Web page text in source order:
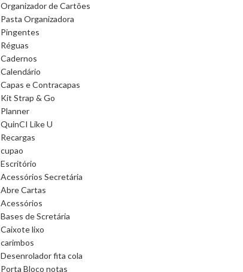
Organizador de Cartões
Pasta Organizadora
Pingentes
Réguas
Cadernos
Calendário
Capas e Contracapas
Kit Strap & Go
Planner
QuinCI Like U
Recargas
cupao
Escritório
Acessórios Secretária
Abre Cartas
Acessórios
Bases de Scretária
Caixote lixo
carimbos
Desenrolador fita cola
Porta Bloco notas